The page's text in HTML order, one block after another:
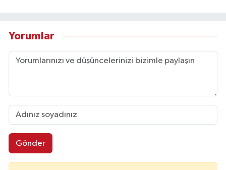
Yorumlar
Gönder